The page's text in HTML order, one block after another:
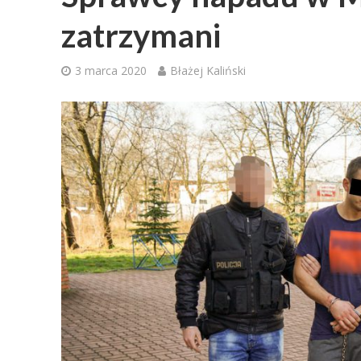
zatrzymani
3 marca 2020 Błażej Kaliński